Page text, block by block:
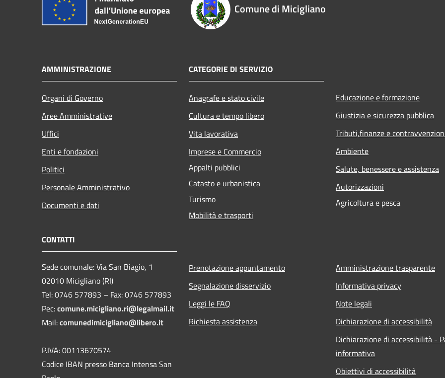
Comune di Micigliano
AMMINISTRAZIONE
Organi di Governo
Aree Amministrative
Uffici
Enti e fondazioni
Politici
Personale Amministrativo
Documenti e dati
CATEGORIE DI SERVIZIO
Anagrafe e stato civile
Cultura e tempo libero
Vita lavorativa
Imprese e Commercio
Appalti pubblici
Catasto e urbanistica
Turismo
Mobilità e trasporti
Educazione e formazione
Giustizia e sicurezza pubblica
Tributi,finanze e
Ambiente
Salute, benessere e assistenza
Autorizzazioni
Agricoltura e pesca
CONTATTI
Sede comunale: Via San Biagio, 1
02010 Micigliano (RI)
Tel: 0746 577893 – Fax: 0746 577893
Pec:comune.micigliano.ri@legalmail.it
Mail:comunedimicigliano@libero.it
P.IVA: 00113670574
Codice IBAN presso Banca Intensa San
Prenotazione appuntamento
Segnalazione disservizio
Leggi le FAQ
Richiesta assistenza
Amministrazione trasparente
Informativa privacy
Note legali
Dichiarazione di accessibilità
Dichiarazione di accessibilità -
informativa
Obiettivi di accessibilità